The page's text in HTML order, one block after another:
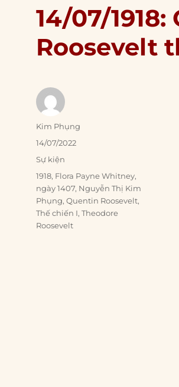
14/07/
Roosevelt
Author
Kim Phụng
Posted
14/07/2022
Categories
Sự kiện
Tags
1918, Flora Payne Whitney,
ngày 1407, Nguyễn Thị Kim
Phụng,Quentin Roosevelt,
Thế chiến I,Theodore
Roosevelt